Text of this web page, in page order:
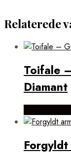
Relaterede
Toifale
Diamant